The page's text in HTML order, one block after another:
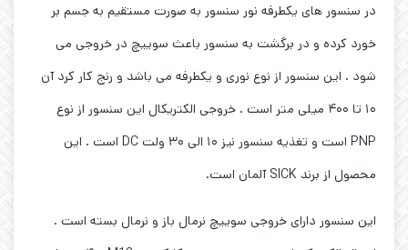
در سنسور های یکطرفه نور سنسور به صورت مستقیم به جسم بر
خورد کرده و در برگشت به سنسور باعث سوییچ در خروجی می
شود . این سنسور از نوع نوری و یکطرفه می باشد و رنج کار کرد آن
۱۰ تا ۴۰۰ میلی متر است . خروجی الکتریکال این سنسور از نوع
PNP است و تغذیه سنسور نیز ۱۰ الی ۳۰ ولت DC است . این
محصول از برند SICK آلمان است.
این سنسور دارای خروجی سوییچ نرمال باز و نرمال بسته است .